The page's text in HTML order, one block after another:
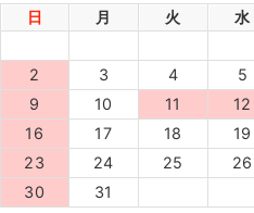
日
月 火 水
2
3 4 5
9
10 11 12
16
17 18 19
23
24 25 26
30
31